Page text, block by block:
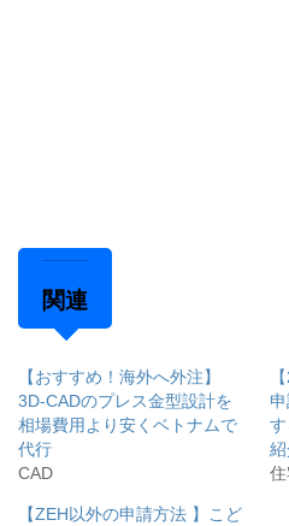
関連
【おすすめ！海外へ外注】
3D-CADのプレス金型設計を
相場費用より安くベトナムで
代行
CAD
紹
【ZEH以外の申請方法 】こど